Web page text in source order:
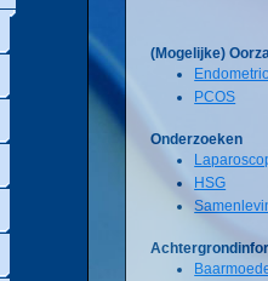
(Mogelijke)
PCOS
Onderzoeken
HSG